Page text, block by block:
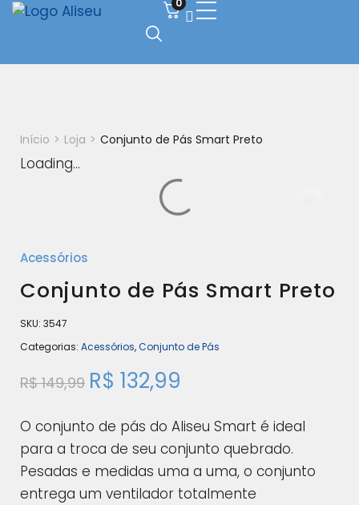
0
Início > Loja > Conjunto de Pás Smart Preto
Loading...
Acessórios
Conjunto de Pás Smart Preto
SKU: 3547
Categorias: Acessórios,Conjunto de Pás
R$149,99 R$ 132,99
O conjunto de pás do Aliseu Smart é ideal
para a troca de seu conjunto quebrado.
Pesadas e medidas uma a uma, o conjunto
entrega um ventilador totalmente